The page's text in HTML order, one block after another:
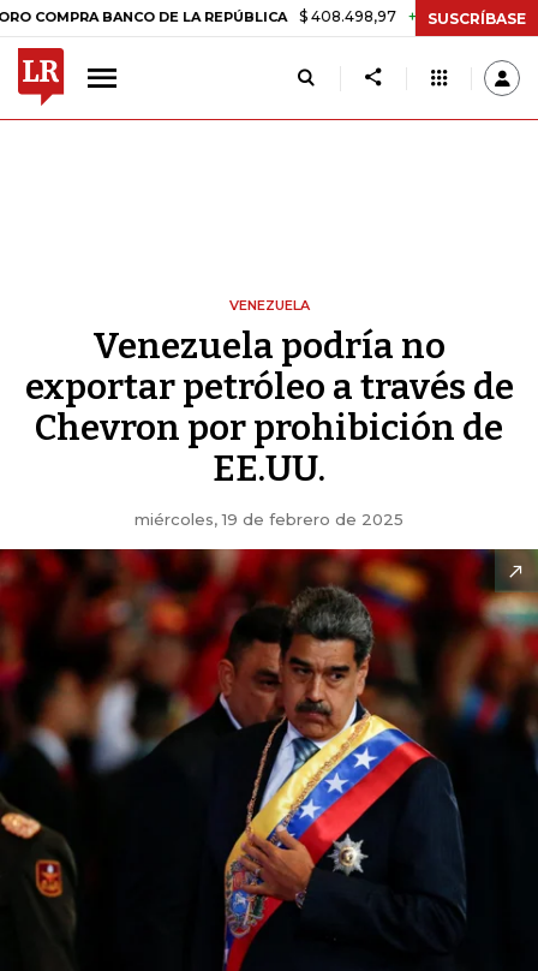
BANCO DE LA REPÚBLICA $ 408.498,97 +$ 8.753,81 +2,19%
SUSCRÍBASE
VENEZUELA
Venezuela podría no
exportar petróleo a través de
Chevron por prohibición de
EE.UU.
miércoles, 19 de febrero de 2025